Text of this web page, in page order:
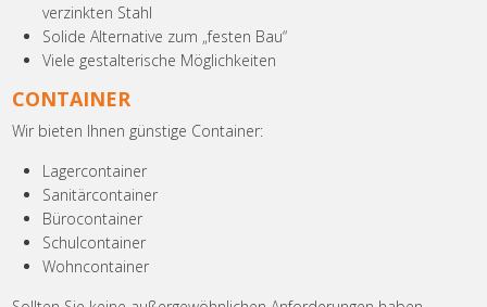
verzinkten Stahl
Solide Alternative zum „festen Bau“
Viele gestalterische Möglichkeiten
CONTAINER
Wir bieten Ihnen günstige Container:
Lagercontainer
Sanitärcontainer
Bürocontainer
Schulcontainer
Wohncontainer